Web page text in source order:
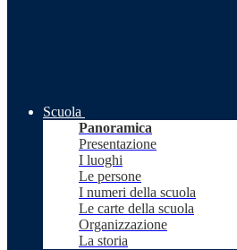
Scuola
Panoramica
Presentazione
I luoghi
Le persone
I numeri della scuola
Le carte della scuola
Organizzazione
La storia